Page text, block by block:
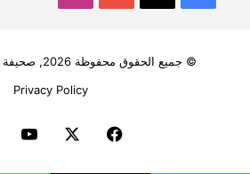
© جميع الحقوق محفوظة 2026, صحيفة توووفة الالكترونية
Privacy Policy
فيسبوك